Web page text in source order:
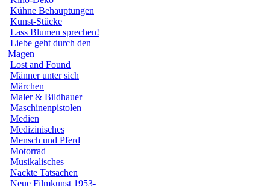
Kühne Behauptungen
Kunst-Stücke
Lass Blumen sprechen!
Liebe geht durch den
Magen
Lost and Found
Männer unter sich
Märchen
Maler & Bildhauer
Maschinenpistolen
Medien
Medizinisches
Mensch und Pferd
Motorrad
Musikalisches
Nackte Tatsachen
Neue Filmkunst 1953-